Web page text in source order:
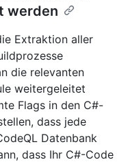
werden
Extraktion aller
die relevanten
weitergeleitet
Flags in den C#-
dass jede
Datenbank
dass Ihr C#-Code